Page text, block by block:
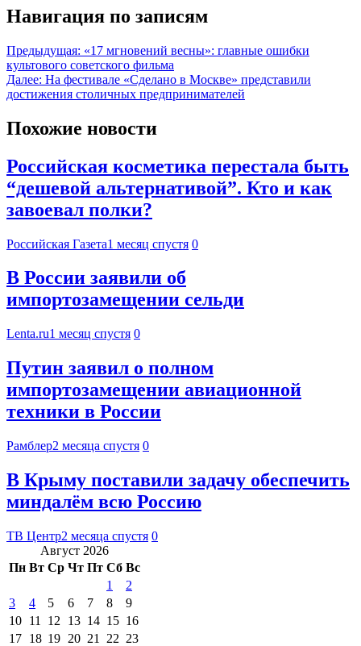
Навигация по записям
Предыдущая: «17 мгновений весны»: главные ошибки
культового советского фильма
Далее: На фестивале «Сделано в Москве» представили
достижения столичных предпринимателей
Похожие новости
Российская косметика перестала быть
“дешевой альтернативой”. Кто и как
завоевал полки?
Российская Газета1 месяц спустя 0
В России заявили об
импортозамещении сельди
Lenta.ru1 месяц спустя 0
Путин заявил о полном
импортозамещении авиационной
техники в России
Рамблер2 месяца спустя 0
В Крыму поставили задачу обеспечить
миндалём всю Россию
ТВ Центр2 месяца спустя 0
Август 2026
Пн Вт Ср Чт Пт Сб Вс
1
2
3
4 5 6 7 8
9
10 11 12 13 14 15 16
17 18 19 20 21 22 23